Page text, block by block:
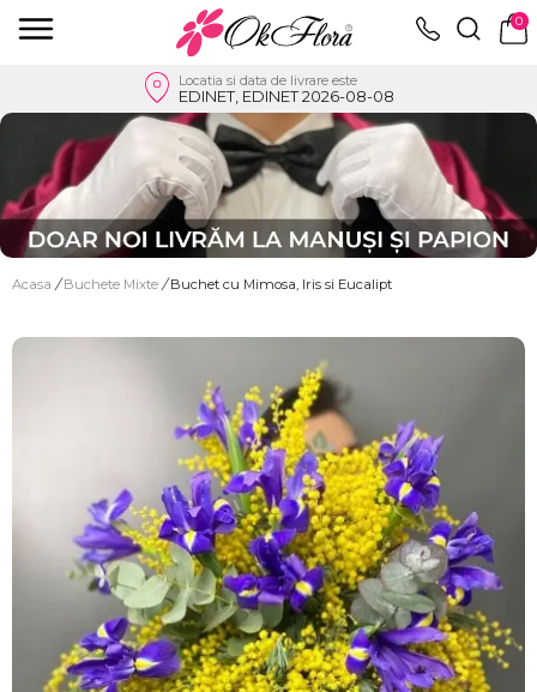
0
Locatia si data de livrare este
EDINET, EDINET 2026-08-08
Acasa / Buchete Mixte / Buchet cu Mimosa, Iris si Eucalipt